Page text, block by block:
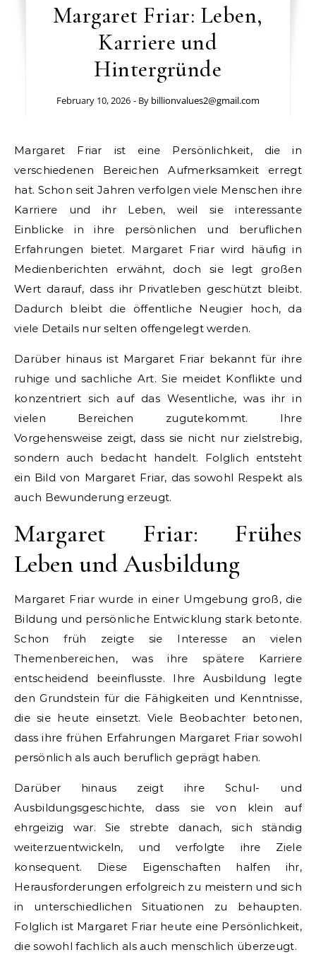
Margaret Friar: Leben,
Karriere und
Hintergründe
February 10, 2026 - By billionvalues2@gmail.com
Margaret Friar ist eine Persönlichkeit, die in
verschiedenen Bereichen Aufmerksamkeit erregt
hat. Schon seit Jahren verfolgen viele Menschen ihre
Karriere und ihr Leben, weil sie interessante
Einblicke in ihre persönlichen und beruflichen
Erfahrungen bietet. Margaret Friar wird häufig in
Medienberichten erwähnt, doch sie legt großen
Wert darauf, dass ihr Privatleben geschützt bleibt.
Dadurch bleibt die öffentliche Neugier hoch, da
viele Details nur selten offengelegt werden.
Darüber hinaus ist Margaret Friar bekannt für ihre
ruhige und sachliche Art. Sie meidet Konflikte und
konzentriert sich auf das Wesentliche, was ihr in
vielen Bereichen zugutekommt. Ihre
Vorgehensweise zeigt, dass sie nicht nur zielstrebig,
sondern auch bedacht handelt. Folglich entsteht
ein Bild von Margaret Friar, das sowohl Respekt als
auch Bewunderung erzeugt.
Margaret Friar: Frühes
Leben und Ausbildung
Margaret Friar wurde in einer Umgebung groß, die
Bildung und persönliche Entwicklung stark betonte.
Schon früh zeigte sie Interesse an vielen
Themenbereichen, was ihre spätere Karriere
entscheidend beeinflusste. Ihre Ausbildung legte
den Grundstein für die Fähigkeiten und Kenntnisse,
die sie heute einsetzt. Viele Beobachter betonen,
dass ihre frühen Erfahrungen Margaret Friar sowohl
persönlich als auch beruflich geprägt haben.
Darüber hinaus zeigt ihre Schul- und
Ausbildungsgeschichte, dass sie von klein auf
ehrgeizig war. Sie strebte danach, sich ständig
weiterzuentwickeln, und verfolgte ihre Ziele
konsequent. Diese Eigenschaften halfen ihr,
Herausforderungen erfolgreich zu meistern und sich
in unterschiedlichen Situationen zu behaupten.
Folglich ist Margaret Friar heute eine Persönlichkeit,
die sowohl fachlich als auch menschlich überzeugt.